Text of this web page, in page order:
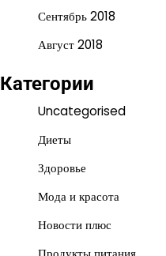
Сентябрь 2018
Август 2018
Категории
Uncategorised
Диеты
Здоровье
Мода и красота
Новости плюс